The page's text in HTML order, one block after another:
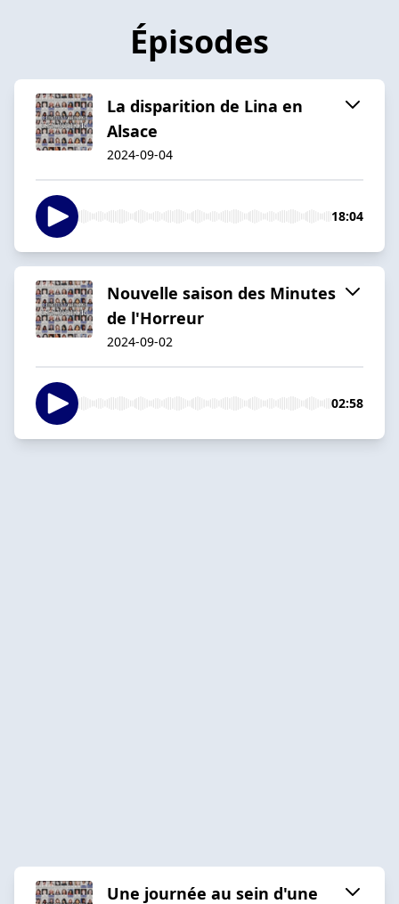
Épisodes
La disparition de Lina en
Alsace
2024-09-04
18:04
Nouvelle saison des Minutes
de l'Horreur
2024-09-02
02:58
Une journée au sein d'une